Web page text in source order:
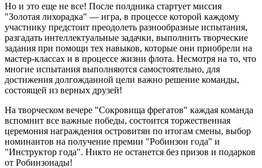
Но и это еще не все! После полдника стартует миссия
"Золотая лихорадка" — игра, в процессе которой каждому
участнику предстоит преодолеть разнообразные испытания,
разгадать интеллектуальные задачки, выполнить творческие
задания при помощи тех навыков, которые они приобрели на
мастер-классах и в процессе жизни флота. Несмотря на то, что
многие испытания выполняются самостоятельно, для
достижения долгожданной цели важно решение команды,
состоящей из верных друзей!
На творческом вечере "Сокровища фрегатов" каждая команда
вспомнит все важные победы, состоится торжественная
церемония награждения островитян по итогам смены, выбор
номинантов на получение премии "Робинзон года" и
"Инструктор года". Никто не останется без призов и подарков
от Робинзонады!